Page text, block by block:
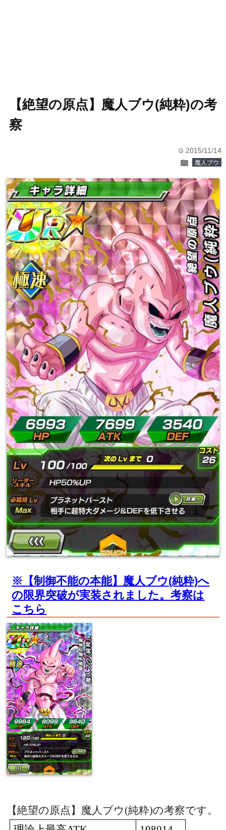
【絶望の原点】魔人ブウ(純粋)の考
察
time 2015/11/14
folder 魔人ブウ
※【制御不能の本能】魔人ブウ(純粋)へ
の限界突破が実装されました。考察は
こちら
【絶望の原点】魔人ブウ (純粋)の考察です。